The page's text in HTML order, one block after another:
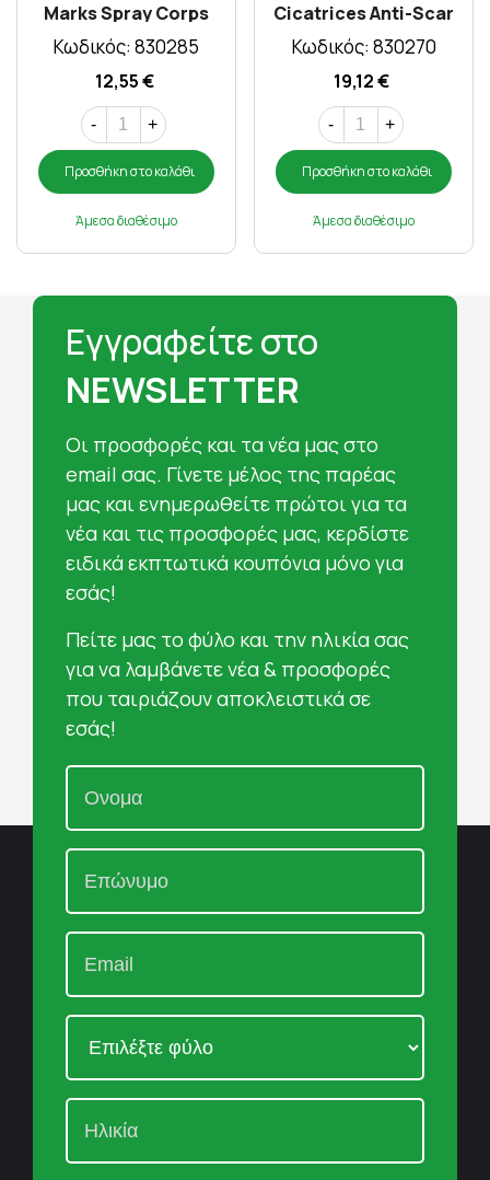
Marks Spray Corps
150ml
Κωδικός: 830285
12,55 €
- +
Προσθήκη στο καλάθι
Άμεσα διαθέσιμο
Cicatrices Anti-Scar
15gr
Κωδικός: 830270
19,12 €
- +
Προσθήκη στο καλάθι
Άμεσα διαθέσιμο
Εγγραφείτε στο
NEWSLETTER
Oι προσφορές και τα νέα μας στο
email σας. Γίνετε μέλος της παρέας
μας και ενημερωθείτε πρώτοι για τα
νέα και τις προσφορές μας, κερδίστε
ειδικά εκπτωτικά κουπόνια μόνο για
εσάς!
Πείτε μας το φύλο και την ηλικία σας
για να λαμβάνετε νέα & προσφορές
που ταιριάζουν αποκλειστικά σε
εσάς!